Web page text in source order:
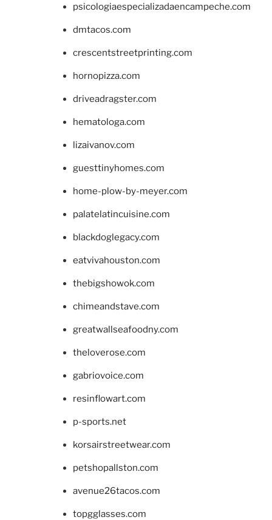
psicologiaespecializadaencampeche.com
dmtacos.com
crescentstreetprinting.com
hornopizza.com
driveadragster.com
hematologa.com
lizaivanov.com
guesttinyhomes.com
home-plow-by-meyer.com
palatelatincuisine.com
blackdoglegacy.com
eatvivahouston.com
thebigshowok.com
chimeandstave.com
greatwallseafoodny.com
theloverose.com
gabriovoice.com
resinflowart.com
p-sports.net
korsairstreetwear.com
petshopallston.com
avenue26tacos.com
topgglasses.com